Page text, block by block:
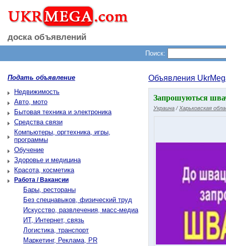
доска объявлений
Поиск:
Подать объявление
Недвижимость
Авто, мото
Бытовая техника и электроника
Средства связи
Компьютеры, оргтехника, игры,
программы
Обучение
Здоровье и медицина
Красота, косметика
Работа / Вакансии
Бары, рестораны
Без спецнавыков, физический труд
Искусство, развлечения, масс-медиа
ИТ, Интернет, связь
Логистика, транспорт
Маркетинг, Реклама, PR
Объявления
Запрошуються
Украина / Харьковская